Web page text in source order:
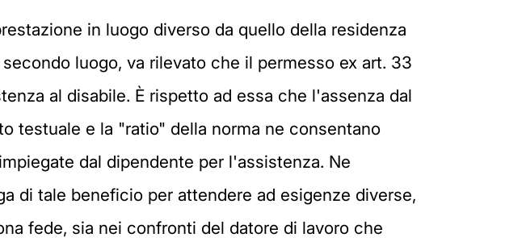
in luogo diverso da quello della residenza
luogo, va rilevato che il permesso ex art. 33
al disabile. È rispetto ad essa che l'assenza dal
testuale e la "ratio" della norma ne consentano
dal dipendente per l'assistenza. Ne
di tale beneficio per attendere ad esigenze diverse,
fede, sia nei confronti del datore di lavoro che